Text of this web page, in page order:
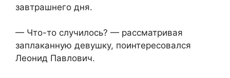
завтрашнего дня.
— Что-то случилось? — рассматривая
заплаканную девушку, поинтересовался
Леонид Павлович.